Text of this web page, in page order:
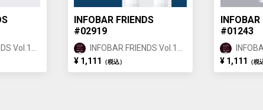
Vol.1
INFOBAR FRIENDS
#02919
INFOBAR FRIENDS Vol.1
ANNIN ②
¥ 1,111 （税込）
INFOBAR
#01243
ANNIN
¥ 1,111 （税